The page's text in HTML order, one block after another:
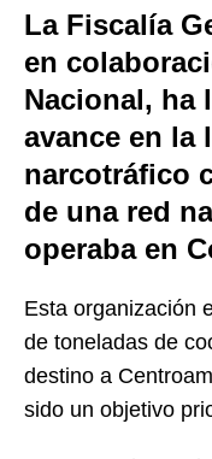
La Fiscalía
en
Nacional, ha
avance en la
narcotráfico
de una red
operaba en
Esta organización
de toneladas de
destino a
sido un objetivo